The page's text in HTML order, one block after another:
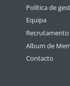
Política de
Equipa
Recrutamento
Album de
Contacto